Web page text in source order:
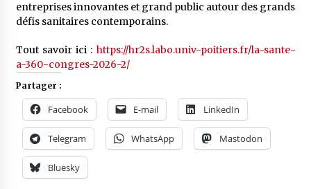
entreprises innovantes et grand public autour des grands
défis sanitaires contemporains.
Tout savoir ici : https://hr2s.labo.univ-poitiers.fr/la-sante-
a-360-congres-2026-2/
Partager :
Facebook E-mail LinkedIn
Telegram WhatsApp Mastodon
Bluesky